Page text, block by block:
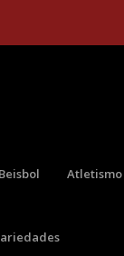
Beisbol Atletismo